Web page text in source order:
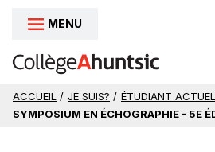
Aller au contenu
MENU
ACCUEIL / JE SUIS? / ÉTUDIANT ACTUEL
SYMPOSIUM EN ÉCHOGRAPHIE - 5E